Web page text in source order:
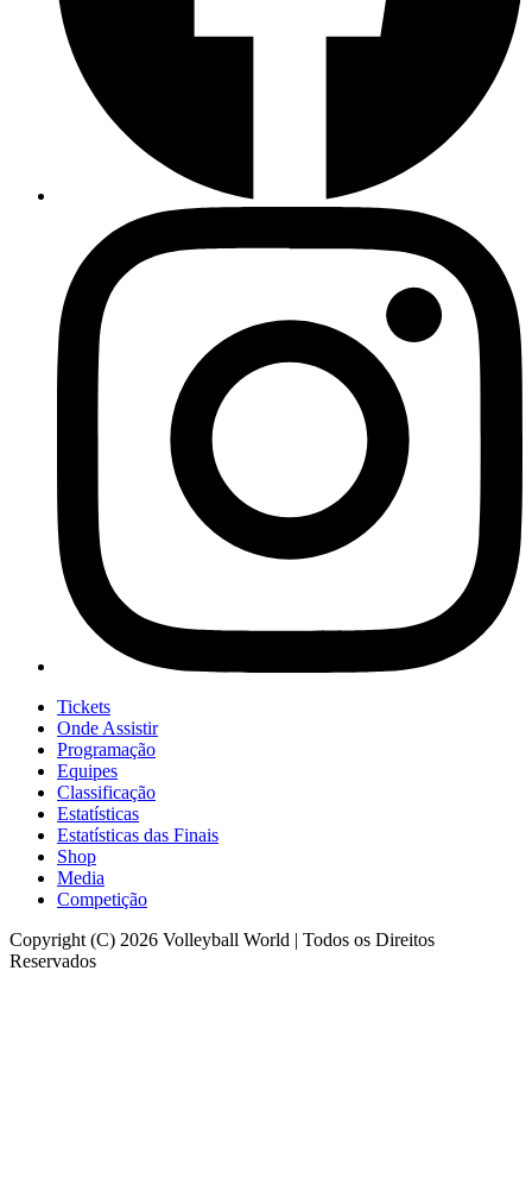
Tickets
Onde Assistir
Programação
Equipes
Classificação
Estatísticas
Estatísticas das Finais
Shop
Media
Competição
Copyright (C) 2026 Volleyball World | Todos os Direitos
Reservados